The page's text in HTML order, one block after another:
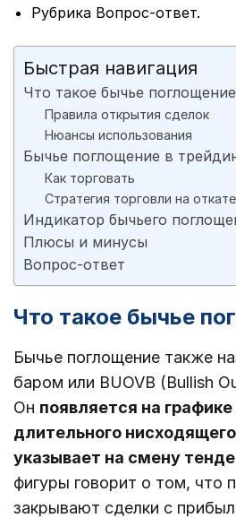
Рубрика Вопрос-ответ.
Быстрая навигация
Что такое бычье поглощение
Правила открытия сделок
Нюансы использования
Бычье поглощение в
Как торговать
Стратегия торговли на
Индикатор бычьего
Плюсы и минусы
Вопрос-ответ
Что такое бычье
Бычье поглощение также
баром или BUOVB (Bullish
Он появляется на
длительного
указывает на смену
фигуры говорит о том, что
закрывают сделки с